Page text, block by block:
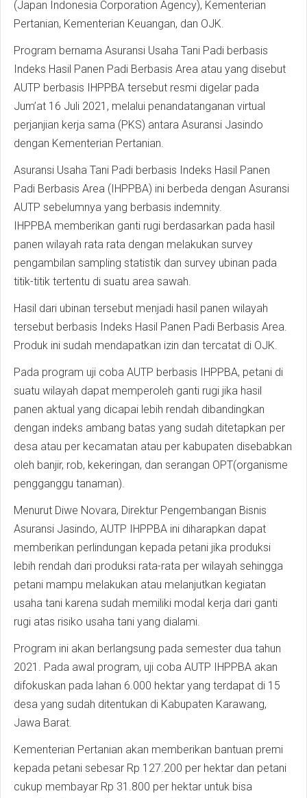
(Japan Indonesia Corporation Agency), Kementerian
Pertanian, Kementerian Keuangan, dan OJK.
Program bernama Asuransi Usaha Tani Padi berbasis
Indeks Hasil Panen Padi Berbasis Area atau yang disebut
AUTP berbasis IHPPBA tersebut resmi digelar pada
Jum’at 16 Juli 2021, melalui penandatanganan virtual
perjanjian kerja sama (PKS) antara Asuransi Jasindo
dengan Kementerian Pertanian.
Asuransi Usaha Tani Padi berbasis Indeks Hasil Panen
Padi Berbasis Area (IHPPBA) ini berbeda dengan Asuransi
AUTP sebelumnya yang berbasis indemnity.
IHPPBA memberikan ganti rugi berdasarkan pada hasil
panen wilayah rata rata dengan melakukan survey
pengambilan sampling statistik dan survey ubinan pada
titik-titik tertentu di suatu area sawah.
Hasil dari ubinan tersebut menjadi hasil panen wilayah
tersebut berbasis Indeks Hasil Panen Padi Berbasis Area.
Produk ini sudah mendapatkan izin dan tercatat di OJK.
Pada program uji coba AUTP berbasis IHPPBA, petani di
suatu wilayah dapat memperoleh ganti rugi jika hasil
panen aktual yang dicapai lebih rendah dibandingkan
dengan indeks ambang batas yang sudah ditetapkan per
desa atau per kecamatan atau per kabupaten disebabkan
oleh banjir, rob, kekeringan, dan serangan OPT(organisme
pengganggu tanaman).
Menurut Diwe Novara, Direktur Pengembangan Bisnis
Asuransi Jasindo, AUTP IHPPBA ini diharapkan dapat
memberikan perlindungan kepada petani jika produksi
lebih rendah dari produksi rata-rata per wilayah sehingga
petani mampu melakukan atau melanjutkan kegiatan
usaha tani karena sudah memiliki modal kerja dari ganti
rugi atas risiko usaha tani yang dialami.
Program ini akan berlangsung pada semester dua tahun
2021. Pada awal program, uji coba AUTP IHPPBA akan
difokuskan pada lahan 6.000 hektar yang terdapat di 15
desa yang sudah ditentukan di Kabupaten Karawang,
Jawa Barat.
Kementerian Pertanian akan memberikan bantuan premi
kepada petani sebesar Rp 127.200 per hektar dan petani
cukup membayar Rp 31.800 per hektar untuk bisa